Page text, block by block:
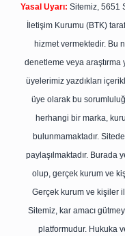
Yasal Uyarı: Sitemiz, 5651
İletişim Kurumu (BTK)
hizmet vermektedir. Bu
denetleme veya araştırma
üyelerimiz yazdıkları
üye olarak bu
herhangi bir marka,
bulunmamaktadır.
paylaşılmaktadır. Burada
olup, gerçek kurum ve
Gerçek kurum ve kişiler
Sitemiz, kar amacı
platformudur. Hukuka